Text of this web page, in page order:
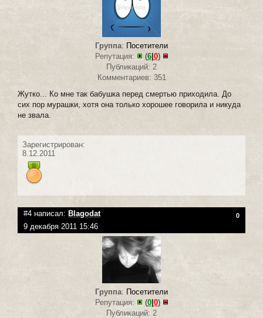
Группа: Посетители
Репутация:
(6|0)
Публикаций: 2
Комментариев: 351
Жутко... Ко мне так бабушка перед смертью приходила. До
сих пор мурашки, хотя она только хорошее говорила и никуда
не звала.
Зарегистрирован:
8.12.2011
#4 написал: Blagodat 0
9 декабря 2011 15:46
Группа: Посетители
Репутация:
(0|0)
Публикаций: 2